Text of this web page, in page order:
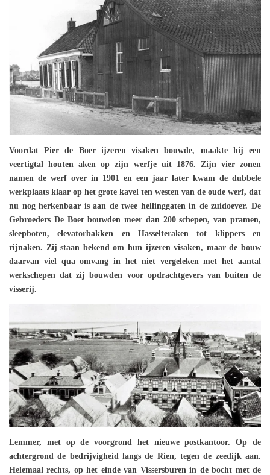
Voordat Pier de Boer ijzeren visaken bouwde, maakte hij een
veertigtal houten aken op zijn werfje uit 1876. Zijn vier zonen
namen de werf over in 1901 en een jaar later kwam de dubbele
werkplaats klaar op het grote kavel ten westen van de oude werf, dat
nu nog herkenbaar is aan de twee hellinggaten in de zuidoever. De
Gebroeders De Boer bouwden meer dan 200 schepen, van pramen,
sleepboten, elevatorbakken en Hasselteraken tot klippers en
rijnaken. Zij staan bekend om hun ijzeren visaken, maar de bouw
daarvan viel qua omvang in het niet vergeleken met het aantal
werkschepen dat zij bouwden voor opdrachtgevers van buiten de
visserij.
Lemmer, met op de voorgrond het nieuwe postkantoor. Op de
achtergrond de bedrijvigheid langs de Rien, tegen de zeedijk aan.
Helemaal rechts, op het einde van Vissersburen in de bocht met de